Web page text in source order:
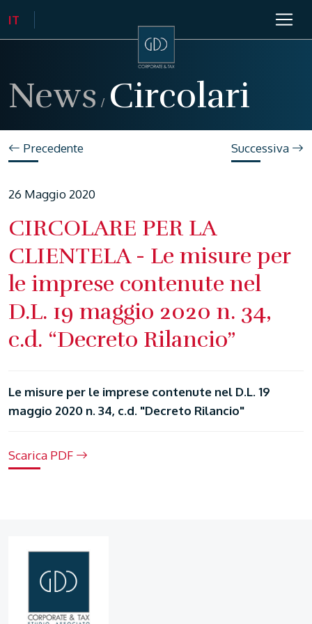
News / Circolari
Precedente Successiva
26 Maggio 2020
CIRCOLARE PER LA
CLIENTELA - Le misure per
le imprese contenute nel
D.L. 19 maggio 2020 n. 34,
c.d. “Decreto Rilancio”
Le misure per le imprese contenute nel D.L. 19
maggio 2020 n. 34, c.d. "Decreto Rilancio"
Scarica PDF